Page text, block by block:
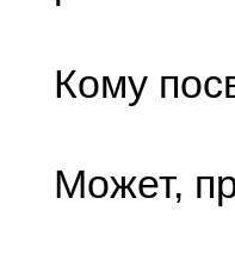
Кому
Может,